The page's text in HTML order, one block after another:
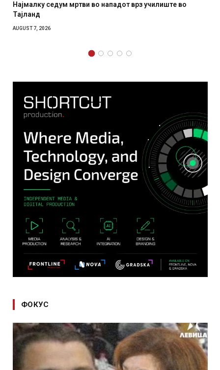
Најмалку седум мртви во нападот врз училиште во
Тајланд
AUGUST 7, 2026
ФОКУС